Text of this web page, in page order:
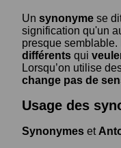
Un synonyme se
signification qu'un
presque semblable.
différents qui
Lorsqu’on utilise
change pas de
Usage des
Synonymes et